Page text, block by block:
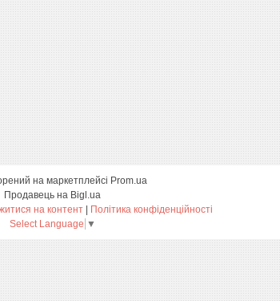
на маркетплейсі Prom.ua
Продавець на Bigl.ua
на контент | Політика конфіденційності
Select Language ▼